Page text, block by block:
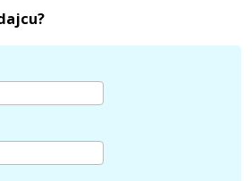
s Brother LC-1240BK